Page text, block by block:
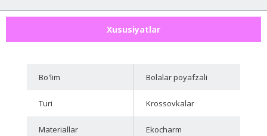
Xususiyatlar
Bo'lim Bolalar poyafzali
Turi Krossovkalar
Materiallar Ekocharm